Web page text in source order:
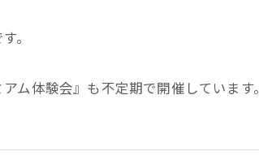
。
ム体験会』も不定期で開催しています。